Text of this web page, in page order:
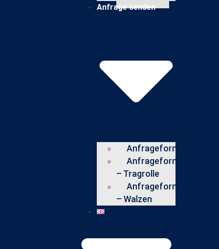
Anfrage senden
Anfrageformular
Anfrageformular
– Tragrolle
Anfrageformular
– Walzen